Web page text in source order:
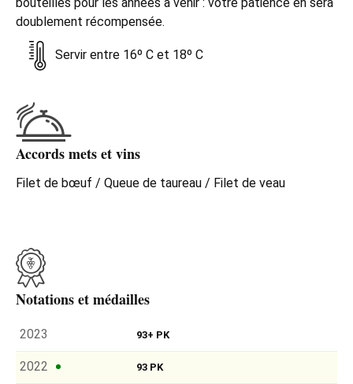
doublement récompensée.
Servir entre 16º C et 18º C
Accords mets et vins
Filet de bœuf / Queue de taureau / Filet de veau
Notations et médailles
2023 93+ PK
2022 93 PK